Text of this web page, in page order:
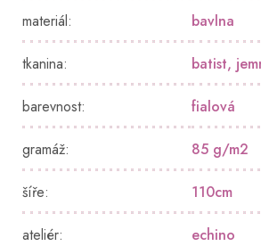
materiál: bavlna
tkanina: batist,
barevnost: fialová
gramáž: 85 g/m2
šíře: 110cm
ateliér: echino